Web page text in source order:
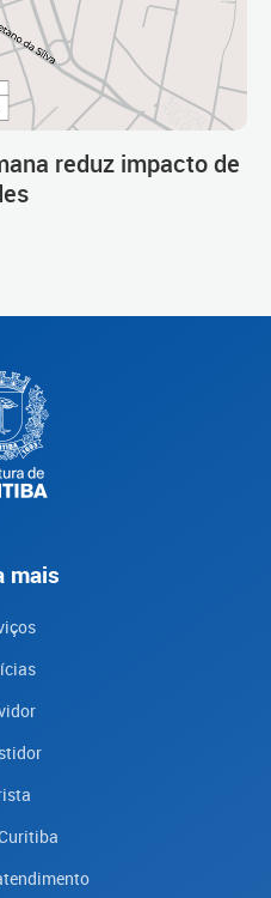
reduz impacto de
mais